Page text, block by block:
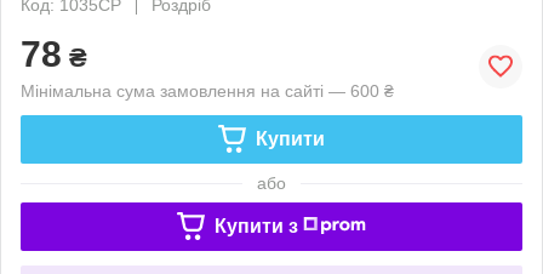
Код: 1035CP
Роздріб
78 ₴
Мінімальна сума замовлення на сайті — 600 ₴
Купити
або
Купити з